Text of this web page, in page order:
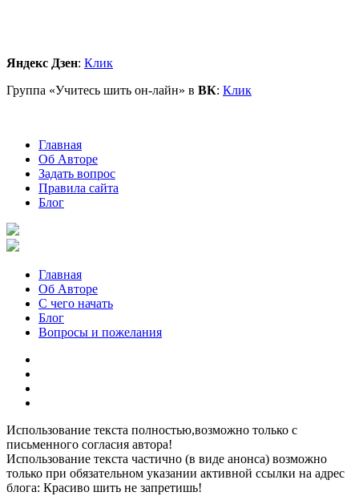
Яндекс Дзен: Клик
Группа «Учитесь шить он-лайн» в ВК: Клик
Главная
Об Авторе
Задать вопрос
Правила сайта
Блог
Главная
Об Авторе
С чего начать
Блог
Вопросы и пожелания
Использование текста полностью,возможно только с
письменного согласия автора!
Использование текста частично (в виде анонса) возможно
только при обязательном указании активной ссылки на адрес
блога: Красиво шить не запретишь!